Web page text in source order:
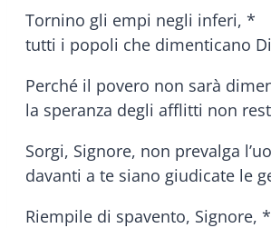
Tornino gli empi negli inferi, *
tutti i popoli che dimenticano
Perché il povero non sarà
la speranza degli afflitti non
Sorgi, Signore, non prevalga
davanti a te siano giudicate le
Riempile di spavento, Signore, *